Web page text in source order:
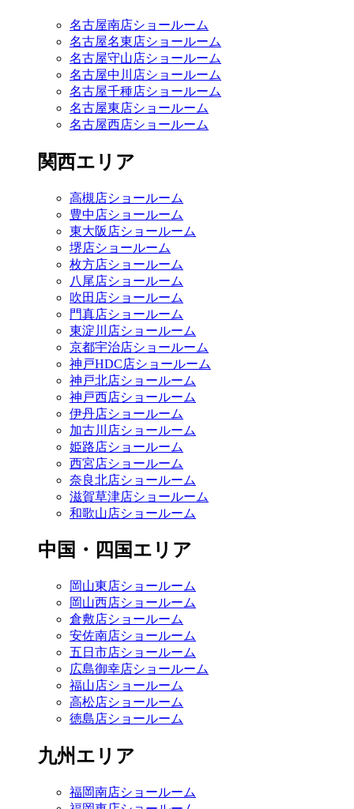
名古屋南店ショールーム
名古屋名東店ショールーム
名古屋守山店ショールーム
名古屋中川店ショールーム
名古屋千種店ショールーム
名古屋東店ショールーム
名古屋西店ショールーム
関西エリア
高槻店ショールーム
豊中店ショールーム
東大阪店ショールーム
堺店ショールーム
枚方店ショールーム
八尾店ショールーム
吹田店ショールーム
門真店ショールーム
東淀川店ショールーム
京都宇治店ショールーム
神戸HDC店ショールーム
神戸北店ショールーム
神戸西店ショールーム
伊丹店ショールーム
加古川店ショールーム
姫路店ショールーム
西宮店ショールーム
奈良北店ショールーム
滋賀草津店ショールーム
和歌山店ショールーム
中国・四国エリア
岡山東店ショールーム
岡山西店ショールーム
倉敷店ショールーム
安佐南店ショールーム
五日市店ショールーム
広島御幸店ショールーム
福山店ショールーム
高松店ショールーム
徳島店ショールーム
九州エリア
福岡南店ショールーム